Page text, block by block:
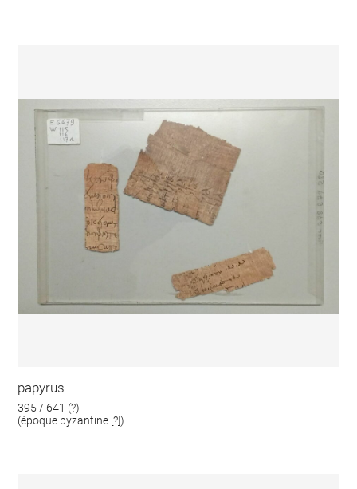
papyrus
395 / 641 (?)
(époque byzantine [?])